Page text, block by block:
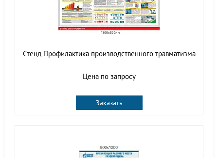
Стенд Профилактика производственного травматизма
Цена по запросу
Заказать